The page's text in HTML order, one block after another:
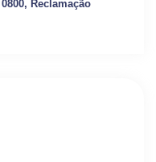
Reclamação